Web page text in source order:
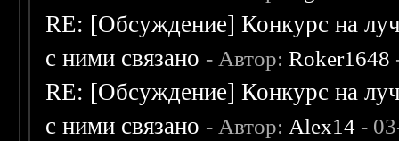
RE: [Обсуждение] Конкурс на
с ними связано - Автор:Roker1648
RE: [Обсуждение] Конкурс на
с ними связано - Автор: Alex14 -